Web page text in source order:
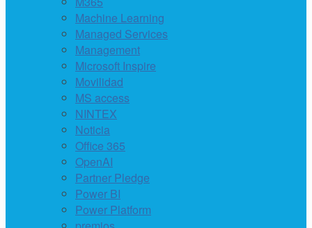
Machine Learning
Managed Services
Management
Microsoft Inspire
Movilidad
MS access
NINTEX
Noticia
Office 365
OpenAI
Partner Pledge
Power BI
Power Platform